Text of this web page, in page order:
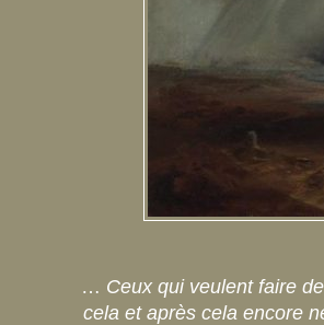
… Ceux qui veulent faire
cela et après cela encore